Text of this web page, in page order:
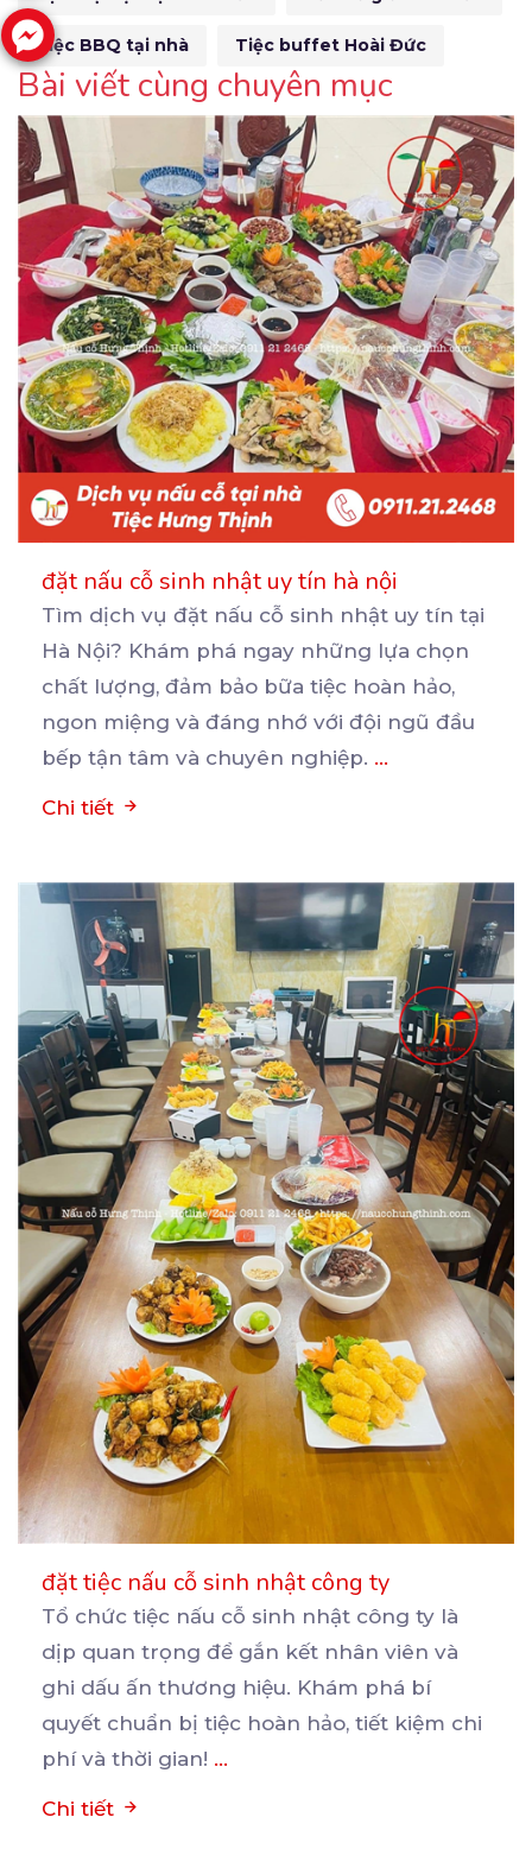
Tiệc BBQ tại nhà Tiệc buffet Hoài Đức
Bài viết cùng chuyên mục
đặt nấu cỗ sinh nhật uy tín hà nội
Tìm dịch vụ đặt nấu cỗ sinh nhật uy tín tại
Hà Nội? Khám phá ngay những lựa chọn
chất lượng, đảm bảo bữa tiệc hoàn hảo,
ngon miệng và đáng nhớ với đội ngũ đầu
bếp tận tâm và chuyên nghiệp. ...
Chi tiết
đặt tiệc nấu cỗ sinh nhật công ty
Tổ chức tiệc nấu cỗ sinh nhật công ty là
dịp quan trọng để gắn kết nhân viên và
ghi dấu ấn thương hiệu. Khám phá bí
quyết chuẩn bị tiệc hoàn hảo, tiết kiệm chi
phí và thời gian! ...
Chi tiết